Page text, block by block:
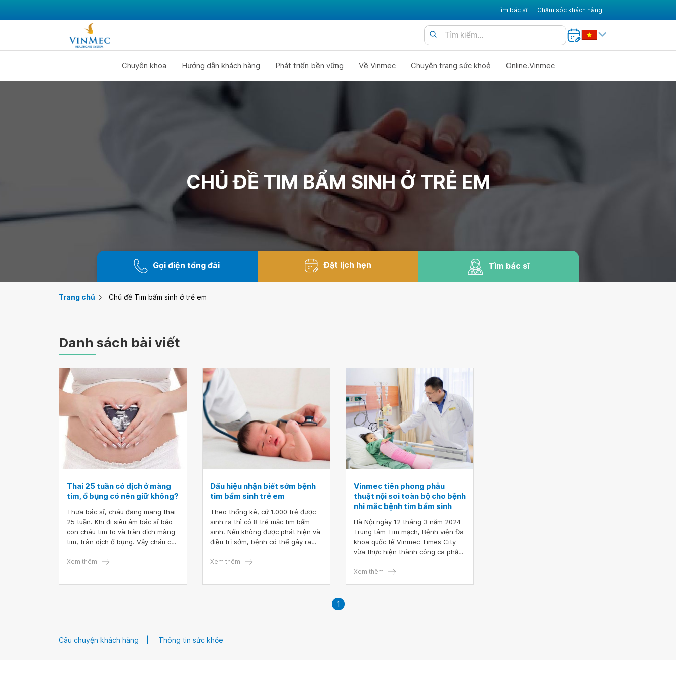
Tìm bác sĩ Chăm sóc khách hàng
Chuyên khoa Hướng dẫn khách hàng Phát triển bền vững Về Vinmec Chuyên trang sức khoẻ Online.Vinmec
CHỦ ĐỀ TIM BẨM SINH Ở TRẺ EM
Gọi điện tổng đài Đặt lịch hẹn Tìm bác sĩ
Trang chủ Chủ đề Tim bẩm sinh ở trẻ em
Danh sách bài viết
Thai 25 tuần có dịch ở màng
tim, ổ bụng có nên giữ không?
Thưa bác sĩ, cháu đang mang thai
25 tuần. Khi đi siêu âm bác sĩ bảo
con cháu tim to và tràn dịch màng
tim, tràn dịch ổ bụng. Vậy cháu có
Xem thêm
Dấu hiệu nhận biết sớm bệnh
tim bẩm sinh trẻ em
Theo thống kê, cứ 1.000 trẻ được
sinh ra thì có 8 trẻ mắc tim bẩm
sinh. Nếu không được phát hiện và
điều trị sớm, bệnh có thể gây ra
khoẻ sau này, thậm chí có nguy cơ
Xem thêm
Vinmec tiên phong phẫu
thuật nội soi toàn bộ cho bệnh
nhi mắc bệnh tim bẩm sinh
Hà Nội ngày 12 tháng 3 năm 2024 -
Trung tâm Tim mạch, Bệnh viện Đa
khoa quốc tế Vinmec Times City
vừa thực hiện thành công ca phẫu
H.A (3 tuổi, nặng 18kg) mắc bệnh
Xem thêm
1
Câu chuyện khách hàng Thông tin sức khỏe